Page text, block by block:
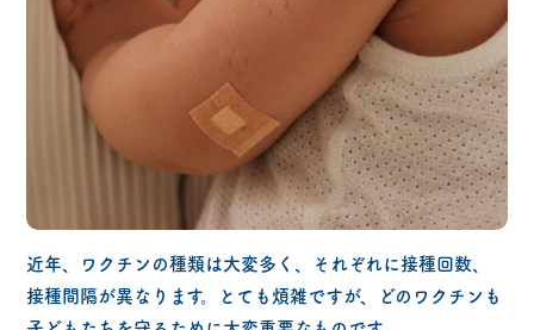
近年、ワクチンの種類は大変多く、それぞれに接種回数、
接種間隔が異なります。とても煩雑ですが、どのワクチンも